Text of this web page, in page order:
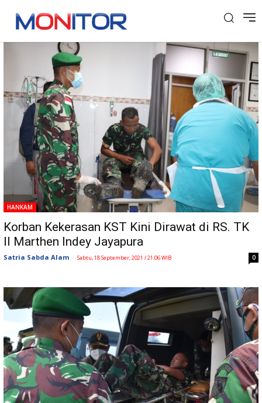
Tag: Kelompok Separatis Teroris
HANKAM
Korban Kekerasan KST Kini Dirawat di RS. TK
II Marthen Indey Jayapura
Satria Sabda Alam - Sabtu, 18 September, 2021 / 21:06 WIB 0